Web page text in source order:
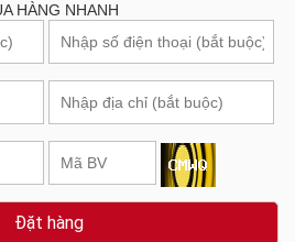
HÀNG NHANH
Đặt hàng